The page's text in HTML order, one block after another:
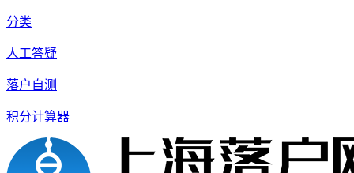
分类
人工答疑
落户自测
积分计算器